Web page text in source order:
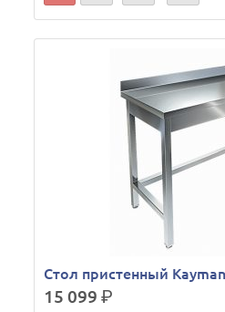
Стол пристенный
15 099р.